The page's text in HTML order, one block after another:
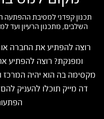
תכנון קפדני למסיבת ההפתעה
השלבים, מתכנון הרעיון ועד
רוצה להפתיע את החברה
ומפנקת? רוצה להפתיע
מקסימה בה הוא יהיה המרכז
דה מייק תוכלו להעניק